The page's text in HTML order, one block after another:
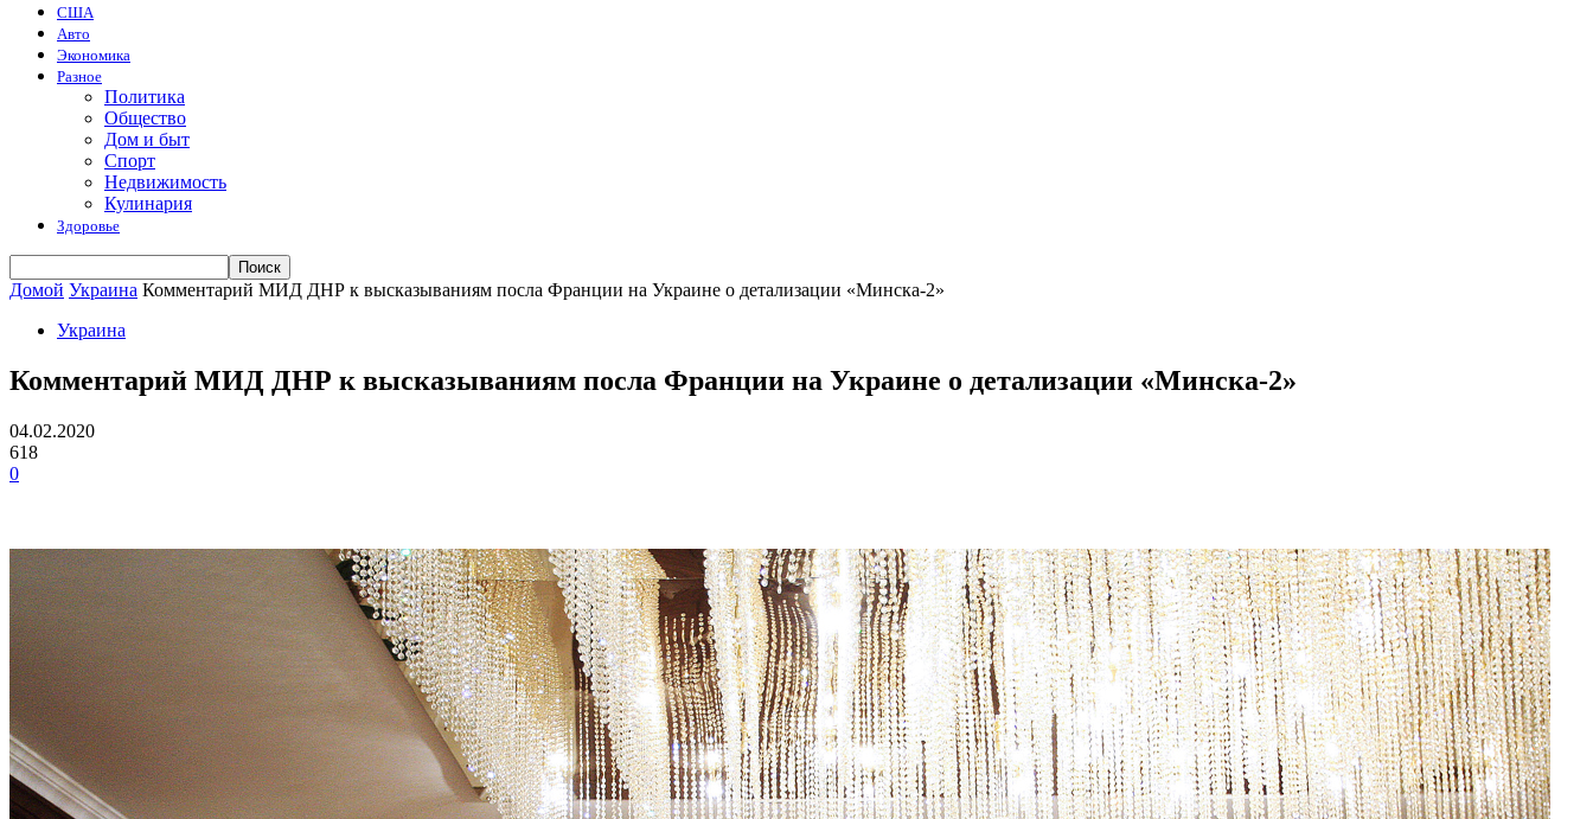
США
Авто
Экономика
Разное
Политика
Общество
Дом и быт
Спорт
Недвижимость
Кулинария
Здоровье
Домой Украина Комментарий МИД ДНР к высказываниям посла Франции на Украине о детализации «Минска-2»
Украина
Комментарий МИД ДНР к высказываниям посла Франции на Украине о детализации «Минска-2»
04.02.2020
618
0